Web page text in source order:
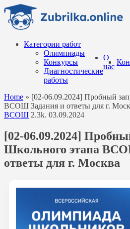
Перейти
содержанию
Категории работ
Олимпиады
Конкурсы
Диагностические
работы
О
нас
Home » [02-06.09.2024] Пробный
ВСОШ Задания и ответы для г.
ВСОШ 2.3k. 03.09.2024
[02-06.09.2024]
Школьного этапа
ответы для г. Москва